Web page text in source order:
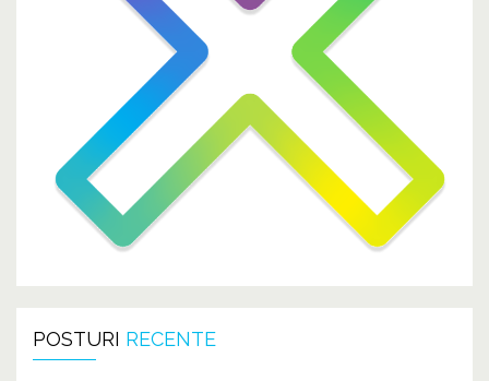
POSTURI RECENTE